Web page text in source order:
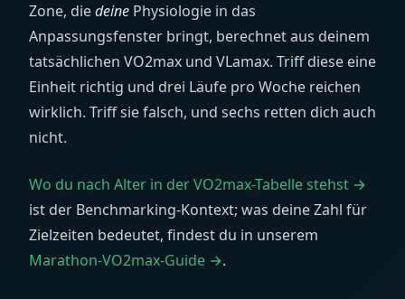
Zone, diedeine Physiologie in das
Anpassungsfenster bringt, berechnet aus deinem
tatsächlichen VO2max und VLamax. Triff diese eine
Einheit richtig und drei Läufe pro Woche reichen
wirklich. Triff sie falsch, und sechs retten dich auch
nicht.
Wo du nach Alter in der VO2max-Tabelle stehst →
ist der Benchmarking-Kontext; was deine Zahl für
Zielzeiten bedeutet, findest du in unserem
Marathon-VO2max-Guide →.